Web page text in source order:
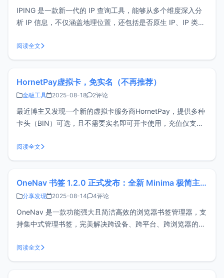
IPING 是一款新一代的 IP 查询工具，能够从多个维度深入分
析 IP 信息，不仅涵盖地理位置，还包括是否原生 IP、IP 类型
的信誉度和纯净程度。如何使用 IPING？IPING 是一款完全免
费的网络工具，提供中英文双语界面，使用简单便
阅读全文
HornetPay虚拟卡，免实名（不再推荐）
金融工具 2025-08-18 2评论
最近博主又发现一个新的虚拟卡服务商HornetPay，提供多种
卡头（BIN）可选，且不需要实名即可开卡使用，充值仅支持
果继续阅读和使用相关风险需要您自行承担，否则请立即停止
阅读！！！优点无需实名可自定义卡片姓名一个账户可开通多
阅读全文
OneNav 书签 1.2.0 正式发布：全新 Minima 极简主题登场
分享发现 2025-08-14 4评论
OneNav 是一款功能强大且简洁高效的浏览器书签管理器，支
持集中式管理书签，完美解决跨设备、跨平台、跨浏览器的同
界面简洁、操作方便，还可与浏览器扩展（插件）配合使用，
为你带来更加高效便捷的书签管理体验。Github开源地址：
阅读全文